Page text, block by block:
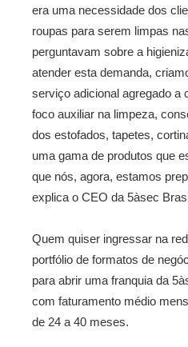
era uma necessidade dos
roupas para serem limpas
perguntavam sobre a
atender esta demanda,
serviço adicional agregado a
foco auxiliar na limpeza,
dos estofados, tapetes,
uma gama de produtos que
que nós, agora, estamos
explica o CEO da 5àsec
Quem quiser ingressar na
portfólio de formatos de
para abrir uma franquia da
com faturamento médio
de 24 a 40 meses.